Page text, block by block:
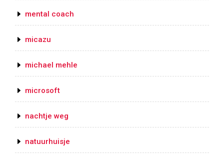
mental coach
micazu
michael mehle
microsoft
nachtje weg
natuurhuisje